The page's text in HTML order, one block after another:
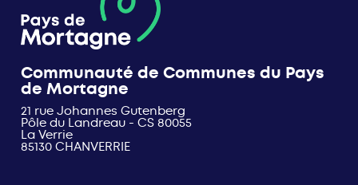
Communauté de Communes du Pays
de Mortagne
21 rue Johannes Gutenberg
Pôle du Landreau - CS 80055
La Verrie
85130 CHANVERRIE